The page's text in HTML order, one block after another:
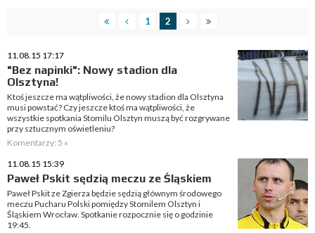
1 2
11.08.15 17:17
"Bez napinki": Nowy stadion dla
Olsztyna!
Ktoś jeszcze ma wątpliwości, że nowy stadion dla Olsztyna
musi powstać? Czy jeszcze ktoś ma wątpliwości, że
wszystkie spotkania Stomilu Olsztyn muszą być rozgrywane
przy sztucznym oświetleniu?
Komentarzy: 5 »
11.08.15 15:39
Paweł Pskit sędzią meczu ze Śląskiem
Paweł Pskit ze Zgierza będzie sędzią głównym środowego
meczu Pucharu Polski pomiędzy Stomilem Olsztyn i
Śląskiem Wrocław. Spotkanie rozpocznie się o godzinie
19:45.